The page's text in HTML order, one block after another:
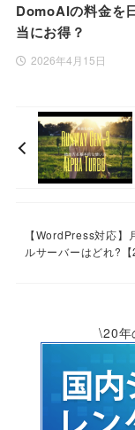
DomoAIの料金を
当にお得？
2026年4月15日
【WordPress対応】
ルサーバーはどれ?【
\20年